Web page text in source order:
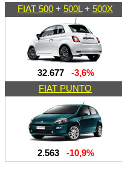
FIAT 500 + 500L + 500X
32.677 -3,6%
FIAT PUNTO
2.563 -10,9%